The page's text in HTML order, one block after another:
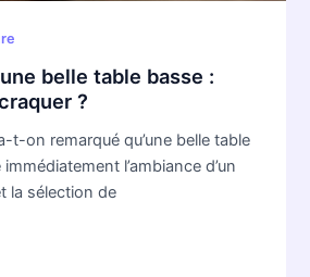
belle table basse :
?
t-on remarqué qu’une belle table
l’ambiance d’un
la sélection de